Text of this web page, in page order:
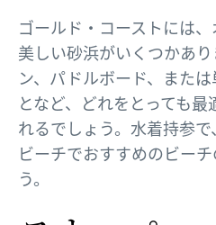
ゴールド・コーストには
美しい砂浜がいくつかあ
ン、パドルボード、また
となど、どれをとっても
れるでしょう。水着持参
ビーチでおすすめのビー
う。